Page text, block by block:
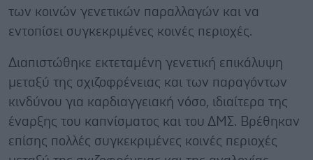
των κοινών γενετικών παραλλαγών και να
εντοπίσει συγκεκριμένες κοινές περιοχές.
Διαπιστώθηκε εκτεταμένη γενετική επικάλυψη
μεταξύ της σχιζοφρένειας και των παραγόντων
κινδύνου για καρδιαγγειακή νόσο, ιδιαίτερα της
έναρξης του καπνίσματος και του ΔΜΣ. Βρέθηκαν
επίσης πολλές συγκεκριμένες κοινές περιοχές